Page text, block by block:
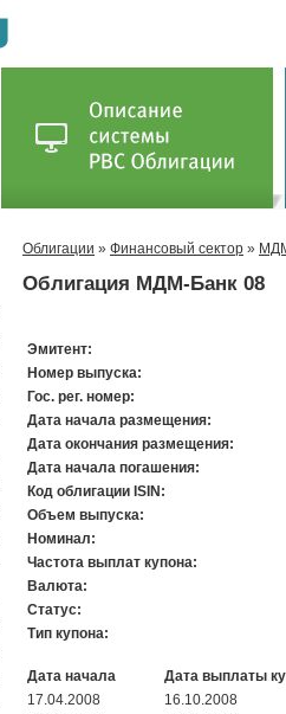
Облигации » Финансовый сектор »
Облигация МДМ-Банк 08
Эмитент:
Номер выпуска:
Гос. рег. номер:
Дата начала размещения:
Дата окончания размещения:
Дата начала погашения:
Код облигации ISIN:
Объем выпуска:
Номинал:
Частота выплат купона:
Валюта:
Статус:
Тип купона:
Дата начала
Дата выплаты
17.04.2008
16.10.2008